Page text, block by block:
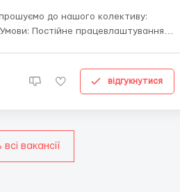
до нашого колективу:
відгукнутися
вакансії